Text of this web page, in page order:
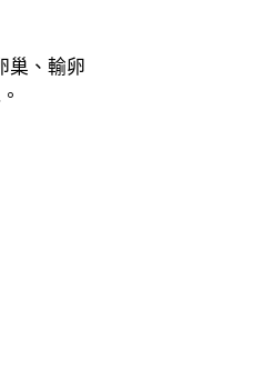
巢、輸卵